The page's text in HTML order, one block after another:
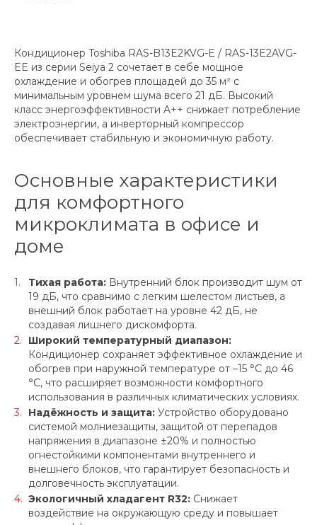
Кондиционер Toshiba RAS-B13E2KVG-E / RAS-13E2AVG-
EE из серии Seiya 2 сочетает в себе мощное
охлаждение и обогрев площадей до 35 м² с
минимальным уровнем шума всего 21 дБ. Высокий
класс энергоэффективности A++ снижает потребление
электроэнергии, а инверторный компрессор
обеспечивает стабильную и экономичную работу.
Основные характеристики
для комфортного
микроклимата в офисе и
доме
Тихая работа: Внутренний блок производит шум от
19 дБ, что сравнимо с легким шелестом листьев, а
внешний блок работает на уровне 42 дБ, не
создавая лишнего дискомфорта.
Широкий температурный диапазон:
Кондиционер сохраняет эффективное охлаждение и
обогрев при наружной температуре от –15 °C до 46
°C, что расширяет возможности комфортного
использования в различных климатических условиях.
Надёжность и защита: Устройство оборудовано
системой молниезащиты, защитой от перепадов
напряжения в диапазоне ±20% и полностью
огнестойкими компонентами внутреннего и
внешнего блоков, что гарантирует безопасность и
долговечность эксплуатации.
Экологичный хладагент R32: Снижает
воздействие на окружающую среду и повышает